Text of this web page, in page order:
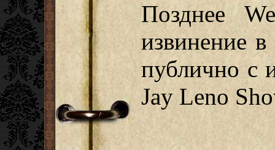
Позднее
извинение
публично с
Jay Leno